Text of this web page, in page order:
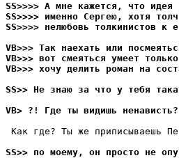
SS>>>> А мне кажется, что идея
SS>>>> именно Сергею, хотя
SS>>>> нелюбовь толкинистов к
VB>>> Так наехать или
VB>>> вот смеяться умеет
VB>>> хочу делить роман на
SS>> Не знаю за что у тебя
VB> ?! Где ты видишь
Как где? Ты же приписываешь
SS>> по моему, он просто не